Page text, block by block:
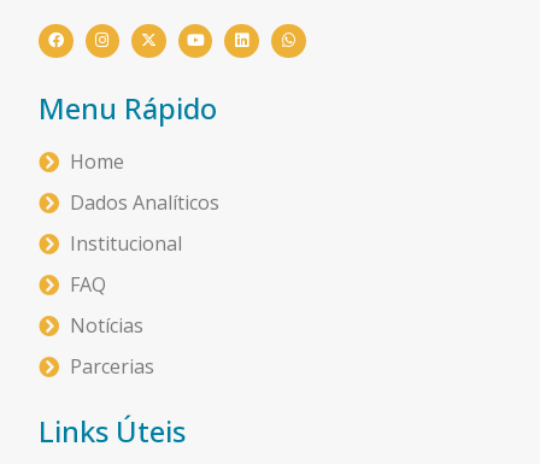
Menu Rápido
Home
Dados Analíticos
Institucional
FAQ
Notícias
Parcerias
Links Úteis